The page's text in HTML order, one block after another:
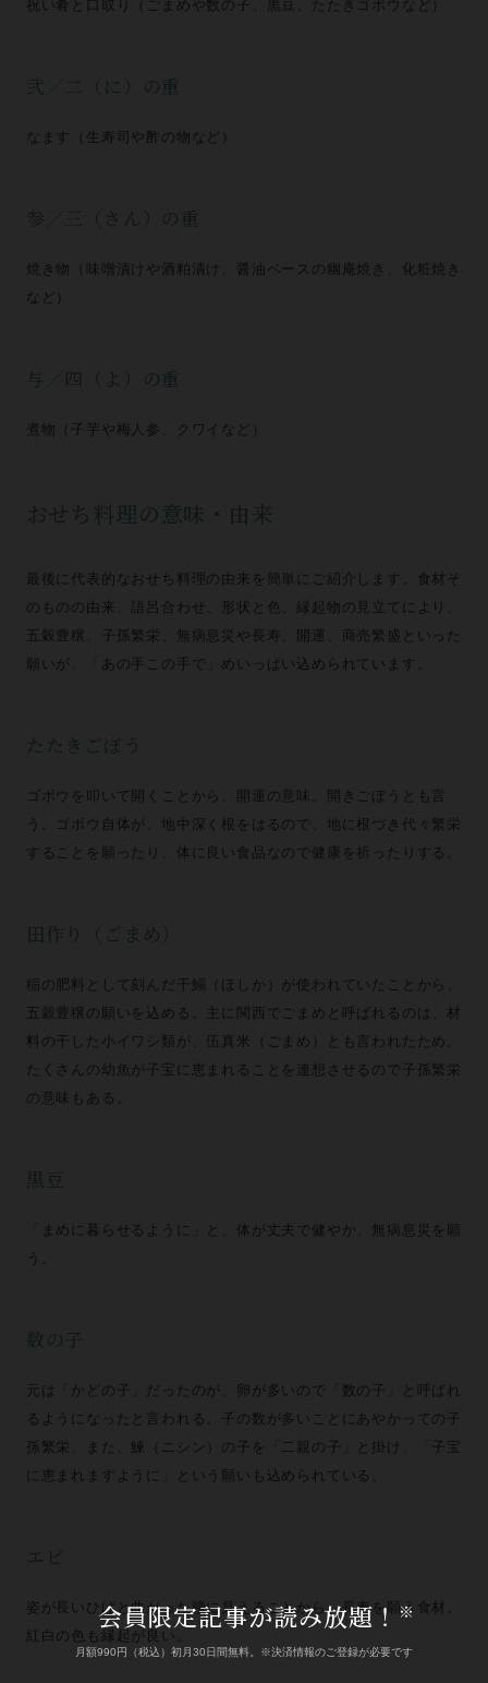
祝い肴と口取り（ごまめや数の子、黒豆、たたきゴボウなど）
弐／二（に）の重
なます（生寿司や酢の物など）
参／三（さん）の重
焼き物（味噌漬けや酒粕漬け、醤油ベースの幽庵焼き、化粧焼き
など）
与／四（よ）の重
煮物（子芋や梅人参、クワイなど）
おせち料理の意味・由来
最後に代表的なおせち料理の由来を簡単にご紹介します。食材そ
のものの由来、語呂合わせ、形状と色、縁起物の見立てにより、
五穀豊穣、子孫繁栄、無病息災や長寿、開運、商売繁盛といった
願いが、「あの手この手で」めいっぱい込められています。
たたきごぼう
ゴボウを叩いて開くことから、開運の意味。開きごぼうとも言
う。ゴボウ自体が、地中深く根をはるので、地に根づき代々繁栄
することを願ったり、体に良い食品なので健康を祈ったりする。
田作り（ごまめ）
稲の肥料として刻んだ干鰯（ほしか）が使われていたことから、
五穀豊穣の願いを込める。主に関西でごまめと呼ばれるのは、材
料の干した小イワシ類が、伍真米（ごまめ）とも言われたため。
たくさんの幼魚が子宝に恵まれることを連想させるので子孫繁栄
の意味もある。
黒豆
「まめに暮らせるように」と、体が丈夫で健やか、無病息災を願
う。
数の子
元は「かどの子」だったのが、卵が多いので「数の子」と呼ばれ
るようになったと言われる。子の数が多いことにあやかっての子
孫繁栄、また、鰊（ニシン）の子を「二親の子」と掛け、「子宝
に恵まれますように」という願いも込められている。
エビ
姿が長いひげと曲がった腰に見えることから、長寿を願う食材。
紅白の色も縁起が良い。
会員限定記事が読み放題！※
月額990円（税込）初月30日間無料。※決済情報のご登録が必要です